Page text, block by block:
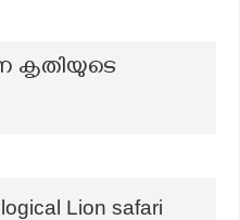
കൃതിയുടെ
Lion safari